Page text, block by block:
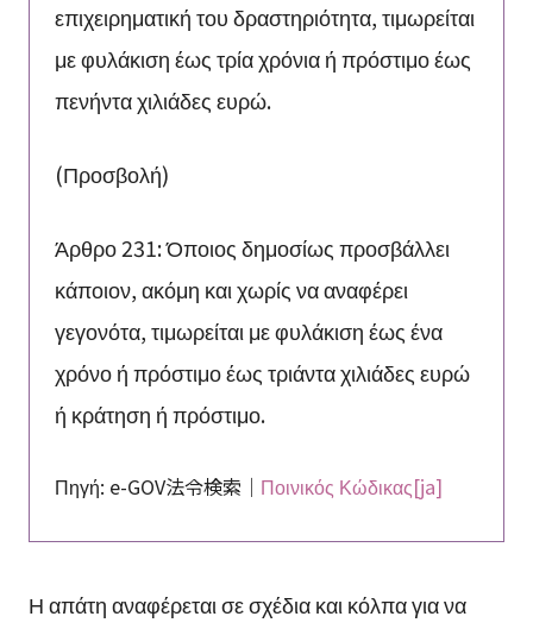
επιχειρηματική του δραστηριότητα, τιμωρείται
με φυλάκιση έως τρία χρόνια ή πρόστιμο έως
πενήντα χιλιάδες ευρώ.
(Προσβολή)
Άρθρο 231: Όποιος δημοσίως προσβάλλει
κάποιον, ακόμη και χωρίς να αναφέρει
γεγονότα, τιμωρείται με φυλάκιση έως ένα
χρόνο ή πρόστιμο έως τριάντα χιλιάδες ευρώ
ή κράτηση ή πρόστιμο.
Πηγή: e-GOV法令検索｜ Ποινικός Κώδικας[ja]
Η απάτη αναφέρεται σε σχέδια και κόλπα για να